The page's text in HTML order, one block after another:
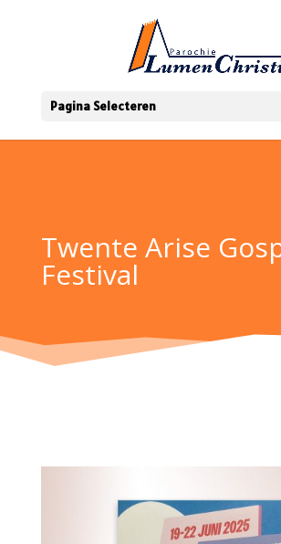
Pagina Selecteren
Twente Arise
Festival